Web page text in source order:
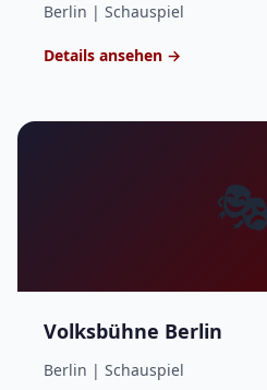
Berlin | Schauspiel
Details ansehen →
Volksbühne Berlin
Berlin | Schauspiel